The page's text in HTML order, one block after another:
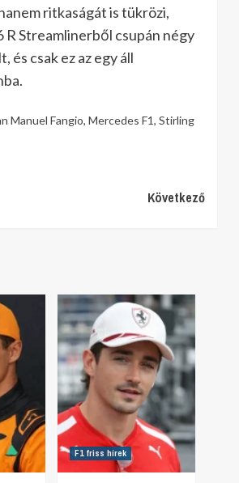
ritkaságát is tükrözi,
R Streamlinerből csupán négy
és csak ez az egy áll
Manuel Fangio, Mercedes F1, Stirling
Következő
F1 friss hírek